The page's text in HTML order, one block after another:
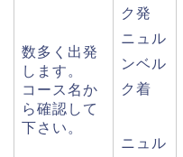
数多く出発
します。
コース名か
ら確認して
下さい。
ク発
ニュル
ンベル
ク着
ニュル